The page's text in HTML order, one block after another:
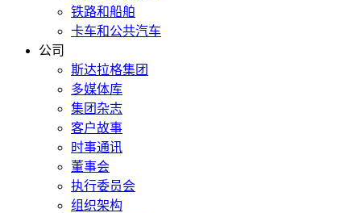
铁路和船舶
卡车和公共汽车
公司
斯达拉格集团
多媒体库
集团杂志
客户故事
时事通讯
董事会
执行委员会
组织架构